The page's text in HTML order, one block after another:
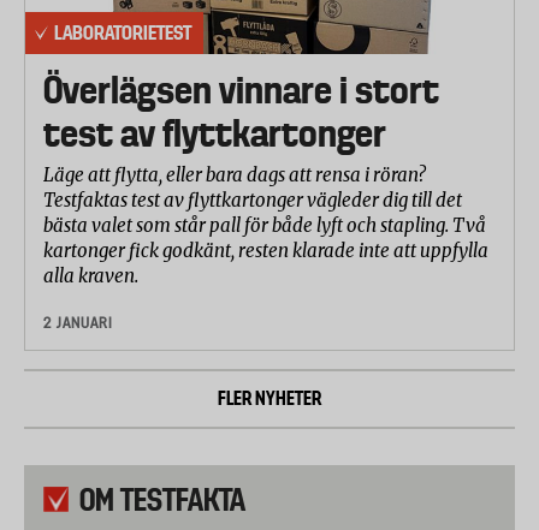
LABORATORIETEST
Överlägsen vinnare i stort
test av flyttkartonger
Läge att flytta, eller bara dags att rensa i röran?
Testfaktas test av flyttkartonger vägleder dig till det
bästa valet som står pall för både lyft och stapling. Två
kartonger fick godkänt, resten klarade inte att uppfylla
alla kraven.
2 JANUARI
FLER NYHETER
OM TESTFAKTA